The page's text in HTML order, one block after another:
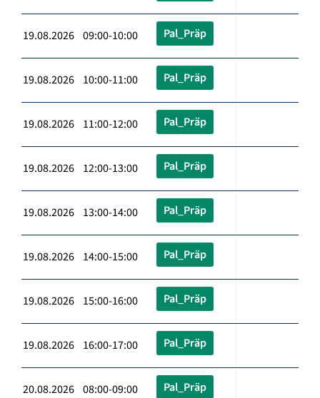
19.08.2026 09:00-10:00 Pal_Präp
19.08.2026 10:00-11:00 Pal_Präp
19.08.2026 11:00-12:00 Pal_Präp
19.08.2026 12:00-13:00 Pal_Präp
19.08.2026 13:00-14:00 Pal_Präp
19.08.2026 14:00-15:00 Pal_Präp
19.08.2026 15:00-16:00 Pal_Präp
19.08.2026 16:00-17:00 Pal_Präp
20.08.2026 08:00-09:00 Pal_Präp